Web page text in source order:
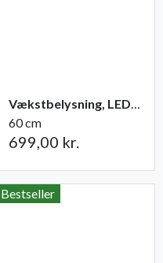
Vækstbelysning, LED-panel 15 W med adapter
60 cm
699,00 kr.
Bestseller